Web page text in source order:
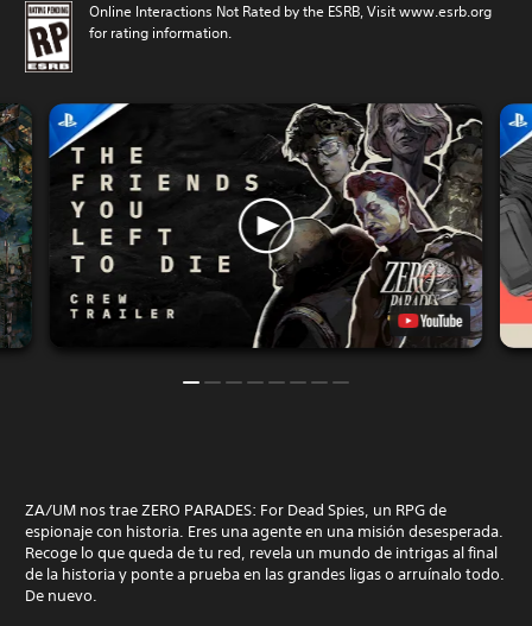
Online Interactions Not Rated by the ESRB, Visit www.esrb.org
for rating information.
ZA/UM nos trae ZERO PARADES: For Dead Spies, un RPG de
espionaje con historia. Eres una agente en una misión desesperada.
Recoge lo que queda de tu red, revela un mundo de intrigas al final
de la historia y ponte a prueba en las grandes ligas o arruínalo todo.
De nuevo.